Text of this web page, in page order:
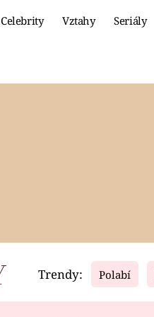
Celebrity Vztahy Seriály
Video
Trendy: Polabí